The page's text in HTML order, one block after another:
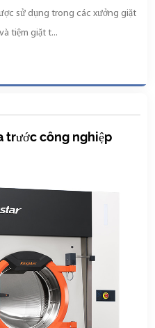
sử dụng trong các xưởng giặt
tiệm giặt t...
trước công nghiệp